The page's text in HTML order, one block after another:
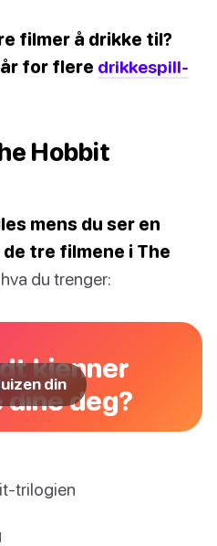
filmer å drikke til?
for flere drikkespill-
Hobbit
mens du ser en
tre filmene i The
du trenger:
kjenner
dine deg?
din
trilogien